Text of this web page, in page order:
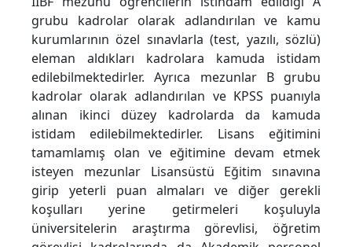
grubu kadrolar olarak adlandırılan ve kamu
kurumlarının özel sınavlarla (test, yazılı, sözlü)
eleman aldıkları kadrolara kamuda istidam
edilebilmektedirler. Ayrıca mezunlar B grubu
kadrolar olarak adlandırılan ve KPSS puanıyla
alınan ikinci düzey kadrolarda da kamuda
istidam edilebilmektedirler. Lisans eğitimini
tamamlamış olan ve eğitimine devam etmek
isteyen mezunlar Lisansüstü Eğitim sınavına
girip yeterli puan almaları ve diğer gerekli
koşulları yerine getirmeleri koşuluyla
üniversitelerin araştırma görevlisi, öğretim